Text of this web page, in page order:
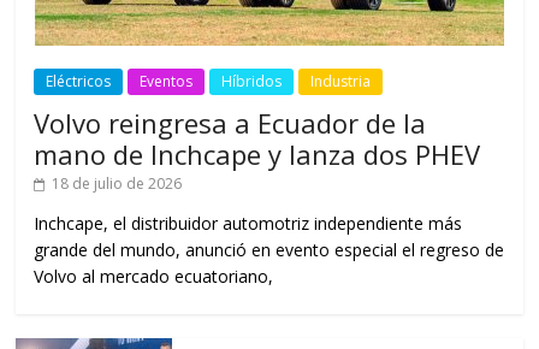
Eléctricos Eventos Híbridos Industria
Volvo reingresa a Ecuador de la
mano de Inchcape y lanza dos PHEV
18 de julio de 2026
Inchcape, el distribuidor automotriz independiente más
grande del mundo, anunció en evento especial el regreso de
Volvo al mercado ecuatoriano,